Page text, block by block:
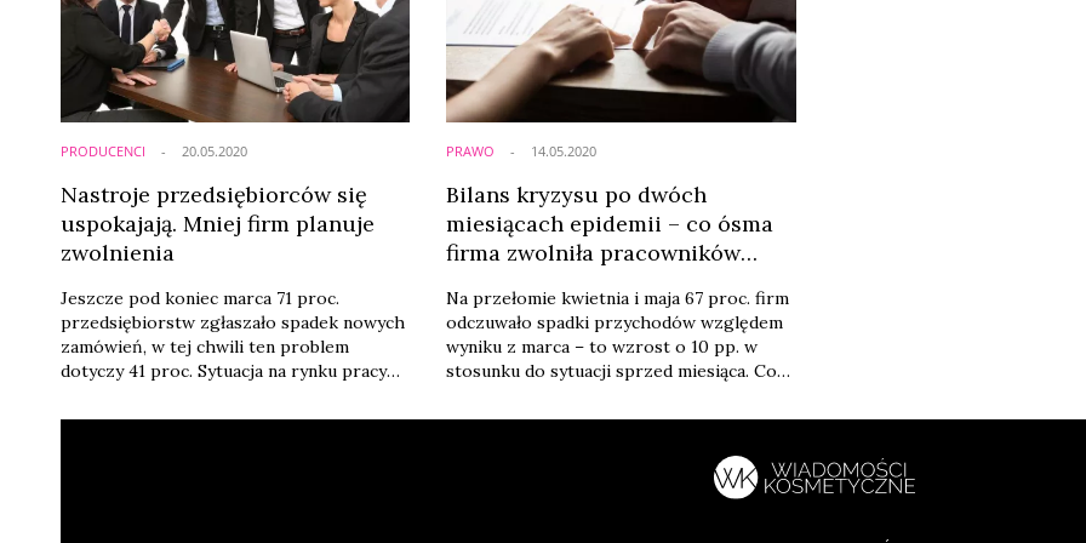
Polski Instytut Ekonomiczny na podstawie
najnowszych badań.
PRODUCENCI
Nastroje przedsiębiorców się
uspokajają. Mniej firm planuje
zwolnienia
Jeszcze pod koniec marca 71 proc.
przedsiębiorstw zgłaszało spadek nowych
zamówień, w tej chwili ten problem
dotyczy 41 proc. Sytuacja na rynku pracy
przedsiębiorców się uspokajają. 8 proc.
20.05.2020 PRAWO
Bilans kryzysu po dwóch
miesiącach epidemii – co ósma
firma zwolniła pracowników
Na przełomie kwietnia i maja 67 proc. firm
odczuwało spadki przychodów względem
wyniku z marca – to wzrost o 10 pp. w
stosunku do sytuacji sprzed miesiąca. Co
środków na przetrwanie, miesiąc wcześniej
zatrudnienia dokonało jak dotąd 12 proc.
przedsiębiorstw - podaje Polski Instytut
14.05.2020